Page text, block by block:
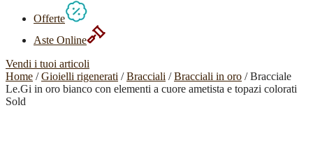
Offerte
Aste Online
Vendi i tuoi articoli
Home /Gioielli rigenerati /Bracciali /Bracciali in oro / Bracciale
Le.Gi in oro bianco con elementi a cuore ametista e topazi colorati
Sold